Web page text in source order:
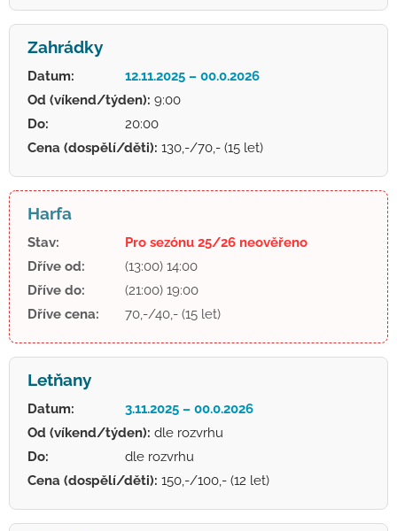
Zahrádky
Datum:
12.11.2025 – 00.0.2026
Od (víkend/týden): 9:00
Do:
20:00
Cena (dospělí/děti): 130,-/70,- (15 let)
Harfa
Stav:
Pro sezónu 25/26 neověřeno
Dříve od:
(13:00) 14:00
Dříve do:
(21:00) 19:00
Dříve cena:
70,-/40,- (15 let)
Letňany
Datum:
3.11.2025 – 00.0.2026
Od (víkend/týden): dle rozvrhu
Do:
dle rozvrhu
Cena (dospělí/děti): 150,-/100,- (12 let)